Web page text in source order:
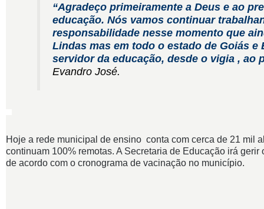
“Agradeço primeiramente a Deus e ao
educação. Nós vamos continuar
responsabilidade nesse momento que
Lindas mas em todo o estado de Goiás e
servidor da educação, desde o vigia , ao
Evandro José.
Hoje a rede municipal de ensino conta com cerca de 21 mil
continuam 100% remotas. A Secretaria de Educação irá
de acordo com o cronograma de vacinação no município.